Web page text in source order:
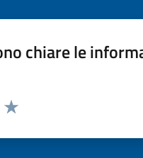
chiare le
la pagina